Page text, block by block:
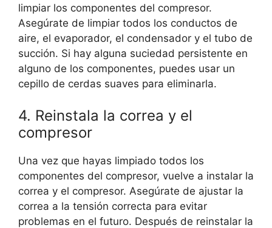
limpiar los componentes del compresor.
Asegúrate de limpiar todos los conductos de
aire, el evaporador, el condensador y el tubo de
succión. Si hay alguna suciedad persistente en
alguno de los componentes, puedes usar un
cepillo de cerdas suaves para eliminarla.
4. Reinstala la correa y el
compresor
Una vez que hayas limpiado todos los
componentes del compresor, vuelve a instalar la
correa y el compresor. Asegúrate de ajustar la
correa a la tensión correcta para evitar
problemas en el futuro. Después de reinstalar la